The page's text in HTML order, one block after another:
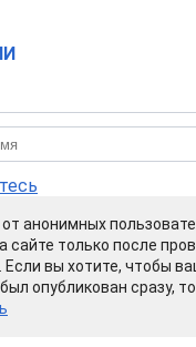
анонимных
сайте только после
вы хотите, чтобы
опубликован сразу, то